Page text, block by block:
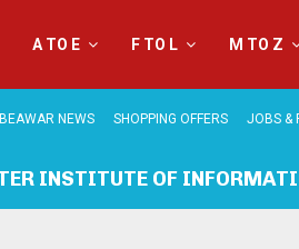
A TO E F TO L M TO Z
BEAWAR NEWS SHOPPING OFFERS JOBS &
INSTITUTE OF